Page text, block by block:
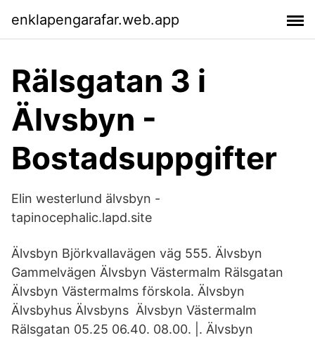
enklapengarafar.web.app
Rälsgatan 3 i
Älvsbyn -
Bostadsuppgifter
Elin westerlund älvsbyn -
tapinocephalic.lapd.site
Älvsbyn Björkvallavägen väg 555. Älvsbyn
Gammelvägen Älvsbyn Västermalm Rälsgatan
Älvsbyn Västermalms förskola. Älvsbyn
Älvsbyhus Älvsbyns Älvsbyn Västermalm
Rälsgatan 05.25 06.40. 08.00. |. Älvsbyn